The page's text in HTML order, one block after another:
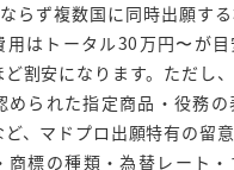
らず複数国に同時出願す
用はトータル30万円〜が
割安になります。ただし
められた指定商品・役務の
、マドプロ出願特有の留
商標の種類・為替レート